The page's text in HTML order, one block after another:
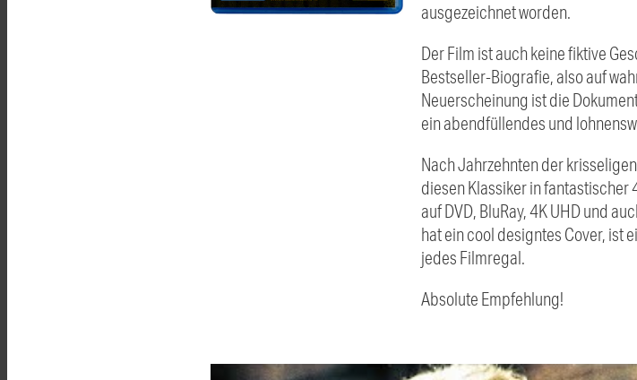
ausgezeichnet worden.
Der Film ist auch keine fiktive
Bestseller-Biografie, also auf
Neuerscheinung ist die
ein abendfüllendes und
Nach Jahrzehnten der
diesen Klassiker in fantastischer
auf DVD, BluRay, 4K UHD und
hat ein cool designtes Cover, ist
jedes Filmregal.
Absolute Empfehlung!